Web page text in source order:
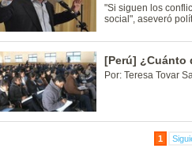
"Si siguen los
social", aseveró
[Perú] ¿Cuánto
Por: Teresa Tovar
1